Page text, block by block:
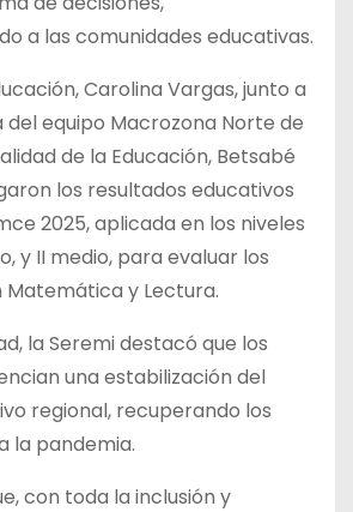
a las comunidades educativas.
Carolina Vargas, junto a
equipo Macrozona Norte de
de la Educación, Betsabé
los resultados educativos
2025, aplicada en los niveles
y II medio, para evaluar los
Matemática y Lectura.
la Seremi destacó que los
una estabilización del
regional, recuperando los
la pandemia.
con toda la inclusión y